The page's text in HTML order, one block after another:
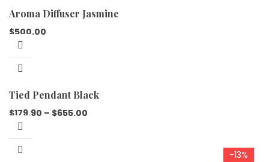
Aroma Diffuser Jasmine
$500.00
Tied Pendant Black
$179.90 – $655.00
-13%